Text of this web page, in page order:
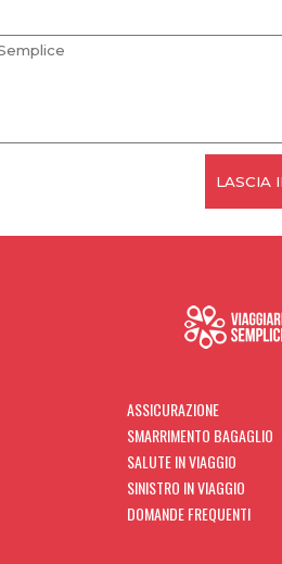
ASSICURAZIONE
SMARRIMENTO BAGAGLIO
SALUTE IN VIAGGIO
SINISTRO IN VIAGGIO
DOMANDE FREQUENTI